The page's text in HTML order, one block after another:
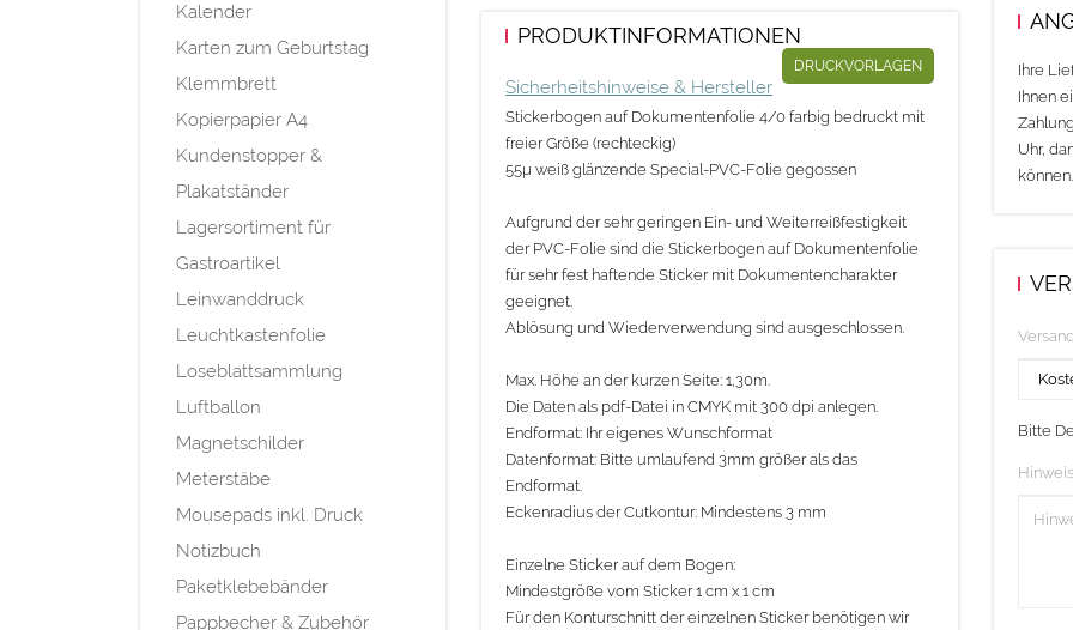
Kalender
Karten zum Geburtstag
Klemmbrett
Kopierpapier A4
Kundenstopper &
Plakatständer
Lagersortiment für
Gastroartikel
Leinwanddruck
Leuchtkastenfolie
Loseblattsammlung
Luftballon
Magnetschilder
Meterstäbe
Mousepads inkl. Druck
Notizbuch
Paketklebebänder
Pappbecher & Zubehör
PRODUKTINFORMATIONEN
DRUCKVORLAGEN
Sicherheitshinweise & Hersteller
Stickerbogen auf Dokumentenfolie 4/0 farbig bedruckt mit
freier Größe (rechteckig)
55µ weiß glänzende Special-PVC-Folie gegossen
Aufgrund der sehr geringen Ein- und Weiterreißfestigkeit
der PVC-Folie sind die Stickerbogen auf Dokumentenfolie
für sehr fest haftende Sticker mit Dokumentencharakter
geeignet.
Ablösung und Wiederverwendung sind ausgeschlossen.
Max. Höhe an der kurzen Seite: 1,30m.
Die Daten als pdf-Datei in CMYK mit 300 dpi anlegen.
Endformat: Ihr eigenes Wunschformat
Datenformat: Bitte umlaufend 3mm größer als das
Endformat.
Eckenradius der Cutkontur: Mindestens 3 mm
Einzelne Sticker auf dem Bogen:
Mindestgröße vom Sticker 1 cm x 1 cm
Für den Konturschnitt der einzelnen Sticker benötigen wir
Ihre
Ihnen
Uhr,
können.
Bitte